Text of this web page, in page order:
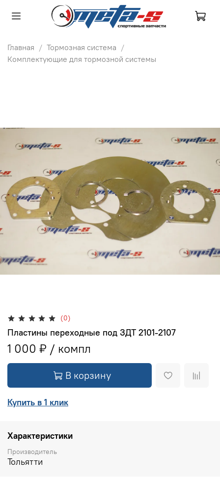
Главная
Тормозная система
Комплектующие для тормозной системы
(0)
Пластины переходные под ЗДТ 2101-2107
1 000 ₽
В корзину
Купить в 1 клик
Характеристики
Производитель
Тольятти